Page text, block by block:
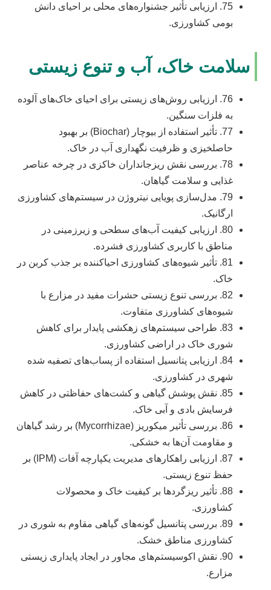
75. ارزیابی تأثیر جشنواره‌های محلی بر احیای دانش
بومی کشاورزی.
سلامت خاک، آب و تنوع زیستی
76. ارزیابی روش‌های زیستی برای احیای خاک‌های آلوده
به فلزات سنگین.
77. تأثیر استفاده از بیوچار (Biochar) بر بهبود
حاصلخیزی و ظرفیت نگهداری آب در خاک.
78. بررسی نقش ریزجانداران خاکزی در چرخه عناصر
غذایی و سلامت گیاهان.
79. مدل‌سازی پویایی نیتروژن در سیستم‌های کشاورزی
ارگانیک.
80. ارزیابی کیفیت آب‌های سطحی و زیرزمینی در
مناطق با کاربری کشاورزی فشرده.
81. تأثیر شیوه‌های کشاورزی احیاکننده بر جذب کربن در
خاک.
82. بررسی تنوع زیستی حشرات مفید در مزارع با
شیوه‌های کشاورزی متفاوت.
83. طراحی سیستم‌های زهکشی پایدار برای کاهش
شوری خاک در اراضی کشاورزی.
84. ارزیابی پتانسیل استفاده از پساب‌های تصفیه شده
شهری در کشاورزی.
85. نقش پوشش گیاهی و کشت‌های حفاظتی در کاهش
فرسایش بادی و آبی خاک.
86. بررسی تأثیر میکوریز (Mycorrhizae) بر رشد گیاهان
و مقاومت آن‌ها به خشکی.
87. ارزیابی راهکارهای مدیریت یکپارچه آفات (IPM) بر
حفظ تنوع زیستی.
88. تأثیر ریزگردها بر کیفیت خاک و محصولات
کشاورزی.
89. بررسی پتانسیل گونه‌های گیاهی مقاوم به شوری در
کشاورزی مناطق خشک.
90. نقش اکوسیستم‌های مجاور در ایجاد پایداری زیستی
مزارع.